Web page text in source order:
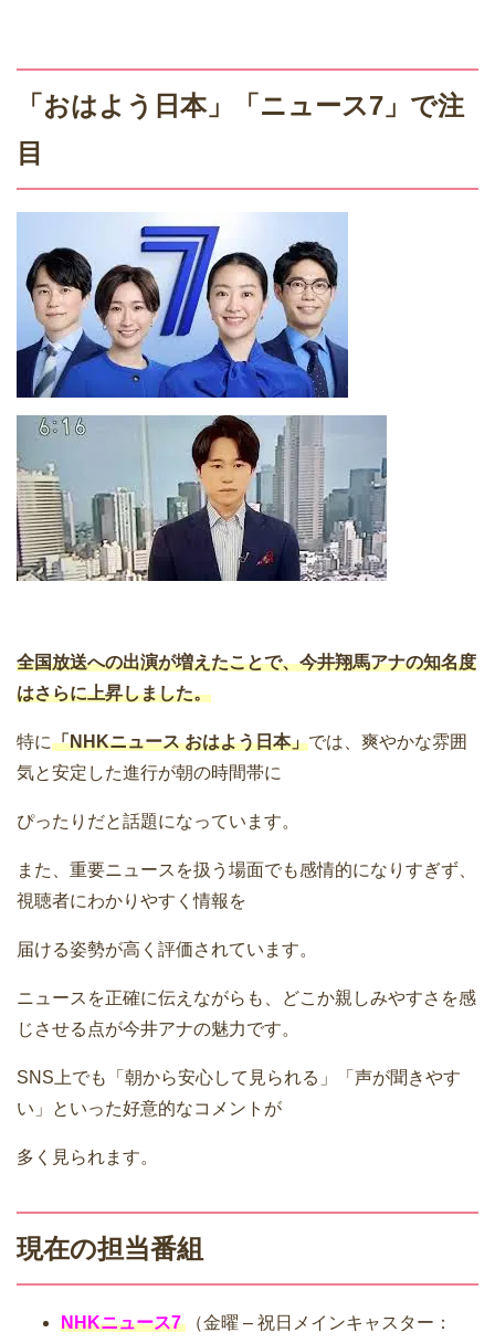
「おはよう日本」「ニュース7」で注
目
全国放送への出演が増えたことで、今井翔馬アナの知名度
はさらに上昇しました。
特に「NHKニュース おはよう日本」では、爽やかな雰囲
気と安定した進行が朝の時間帯に
ぴったりだと話題になっています。
また、重要ニュースを扱う場面でも感情的になりすぎず、
視聴者にわかりやすく情報を
届ける姿勢が高く評価されています。
ニュースを正確に伝えながらも、どこか親しみやすさを感
じさせる点が今井アナの魅力です。
SNS上でも「朝から安心して見られる」「声が聞きやす
い」といった好意的なコメントが
多く見られます。
現在の担当番組
NHKニュース7 （金曜 – 祝日メインキャスター：